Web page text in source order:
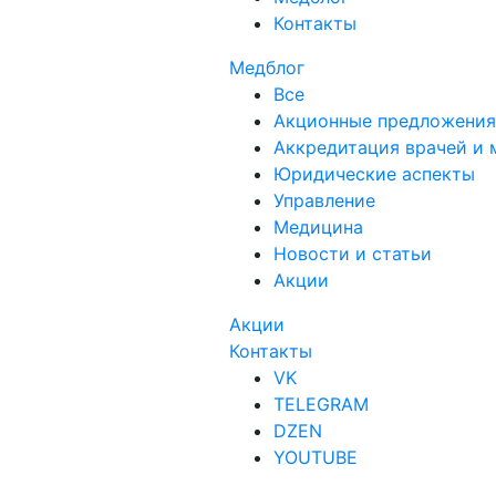
Контакты
Медблог
Все
Акционные предложения
Аккредитация врачей и
Юридические аспекты
Управление
Медицина
Новости и статьи
Акции
Акции
Контакты
VK
TELEGRAM
DZEN
YOUTUBE